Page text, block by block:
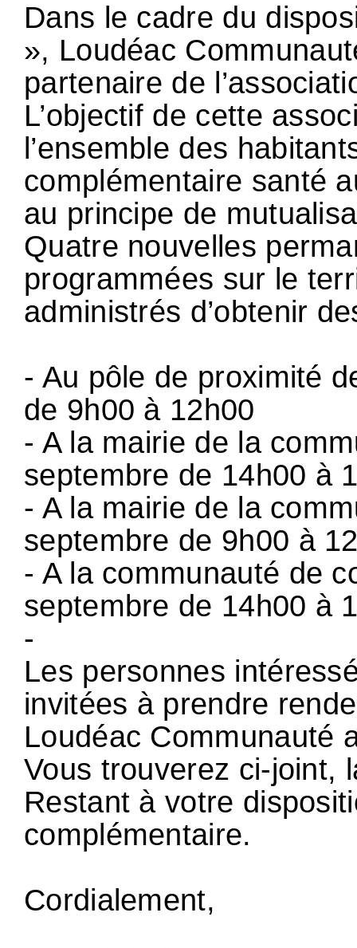
Dans le cadre du
», Loudéac
partenaire de
L’objectif de cette
l’ensemble des
complémentaire santé
au principe de
Quatre nouvelles
programmées sur le
administrés d’obtenir
- Au pôle de proximité
de 9h00 à 12h00
- A la mairie de la
septembre de 14h00 à
- A la mairie de la
septembre de 9h00 à
- A la communauté de
septembre de 14h00 à
-
Les personnes
invitées à prendre
Loudéac Communauté
Vous trouverez ci-joint,
Restant à votre
complémentaire.
Cordialement,